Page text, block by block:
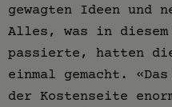
gewagten Ideen und
Alles, was in
passierte, hatten
einmal gemacht.
der Kostenseite